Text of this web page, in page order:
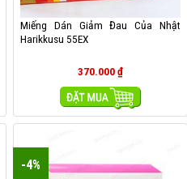
Miếng Dán Giảm Đau Của Nhật
Harikkusu 55EX
370.000₫
MUA HÀNG
-4%